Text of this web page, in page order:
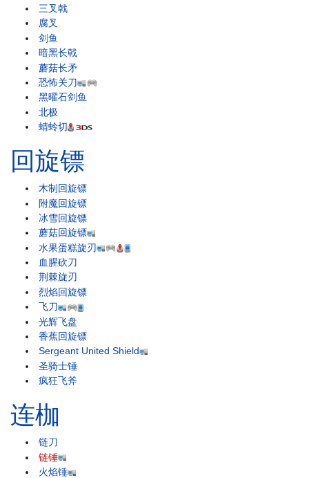
三叉戟
腐叉
剑鱼
暗黑长戟
蘑菇长矛
恐怖关刀
黑曜石剑鱼
北极
蜻蛉切
回旋镖
木制回旋镖
附魔回旋镖
冰雪回旋镖
蘑菇回旋镖
水果蛋糕旋刃
血腥砍刀
荆棘旋刃
烈焰回旋镖
飞刀
光辉飞盘
香蕉回旋镖
Sergeant United Shield
圣骑士锤
疯狂飞斧
连枷
链刀
链锤
火焰锤